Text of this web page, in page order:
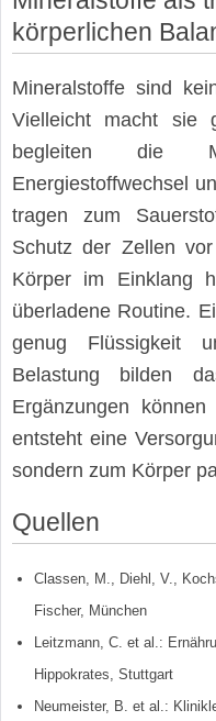
körperlichen
Mineralstoffe sind
Vielleicht macht sie
begleiten die
Energiestoffwechsel
tragen zum
Schutz der Zellen
Körper im Einklang
überladene Routine.
genug Flüssigkeit
Belastung bilden
Ergänzungen
entsteht eine
sondern zum Körper
Quellen
Classen, M., Diehl, V.,
Fischer, München
Leitzmann, C. et al.:
Hippokrates, Stuttgart
Neumeister, B. et al.: